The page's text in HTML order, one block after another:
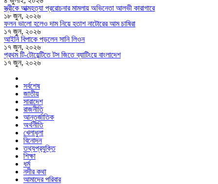
স্ত্রীকে আত্মহত্যা প্ররোচনার মামলায় অভিনেতা আলভী কারাগারে
১৮ জুন, ২০২৬
ফলন ভালো হলেও দাম নিয়ে হতাশ নাটোরের আম চাষিরা
১৭ জুন, ২০২৬
আইনি বিপাকে পড়লেন সানি লিওন
১৭ জুন, ২০২৬
প্রথম টি-টোয়েন্টিতে টস জিতে ব্যাটিংয়ে বাংলাদেশ
১৭ জুন, ২০২৬
সর্বশেষ
জাতীয়
সারাদেশ
রাজনীতি
আন্তর্জাতিক
অর্থনীতি
খেলাধুলা
বিনোদন
তথ্যপ্রযুক্তি
শিক্ষা
ধর্ম
নদীর কথা
আমাদের পরিবার